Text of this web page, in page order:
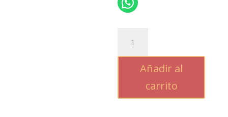
CON
LAS
Añadir al
carrito